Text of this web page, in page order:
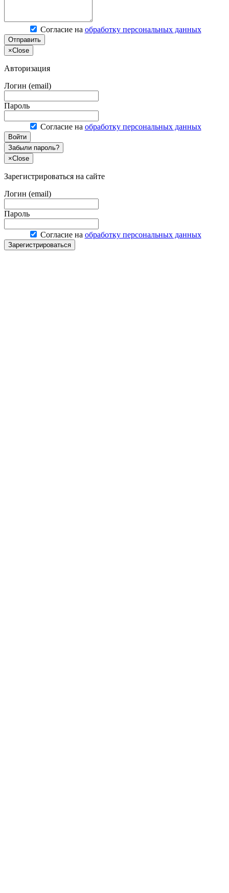
Согласие на обработку персональных данных
Отправить
×Close
Авторизация
Логин (email)
Пароль
Согласие на обработку персональных данных
Войти
Забыли пароль?
×Close
Зарегистрироваться на сайте
Логин (email)
Пароль
Согласие на обработку персональных данных
Зарегистрироваться